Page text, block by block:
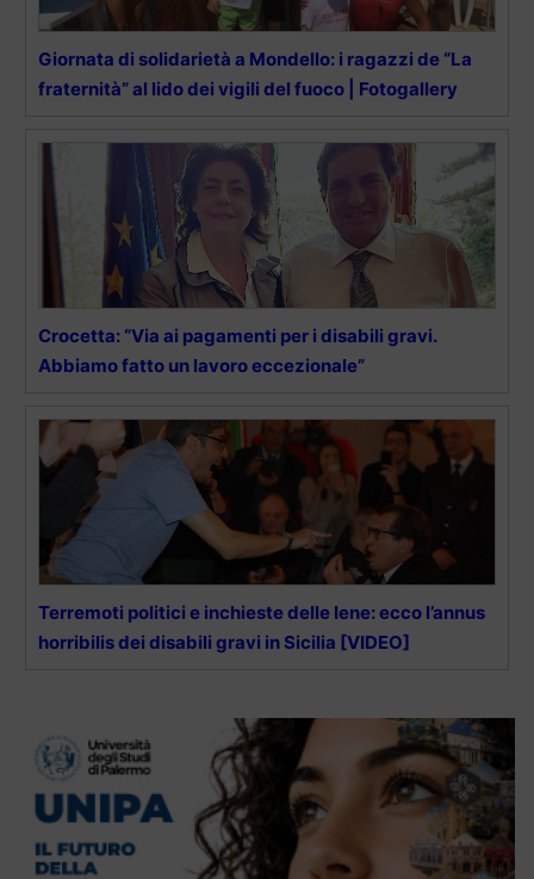
Giornata di solidarietà a Mondello: i ragazzi de “La
fraternità” al lido dei vigili del fuoco | Fotogallery
Crocetta: “Via ai pagamenti per i disabili gravi.
Abbiamo fatto un lavoro eccezionale”
Terremoti politici e inchieste delle Iene: ecco l’annus
horribilis dei disabili gravi in Sicilia [VIDEO]